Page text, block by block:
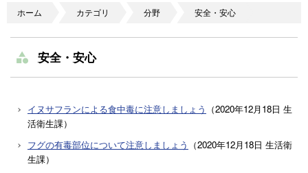
ホーム カテゴリ 分野 安全・安心
安全・安心
イヌサフランによる食中毒に注意しましょう （2020年12月18日 生
活衛生課）
フグの有毒部位について注意しましょう （2020年12月18日 生活衛
生課）